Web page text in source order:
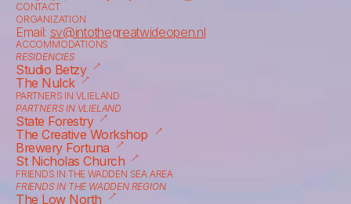
CONTACT
ORGANIZATION
Email: sv@intothegreatwideopen.nl
ACCOMMODATIONS
RESIDENCIES
Studio Betzy ⟶
The Nulck ⟶
PARTNERS IN VLIELAND
PARTNERS IN VLIELAND
State Forestry ⟶
The Creative Workshop ⟶
Brewery Fortuna ⟶
St Nicholas Church ⟶
FRIENDS IN THE WADDEN SEA AREA
FRIENDS IN THE WADDEN REGION
The Low North
⟶